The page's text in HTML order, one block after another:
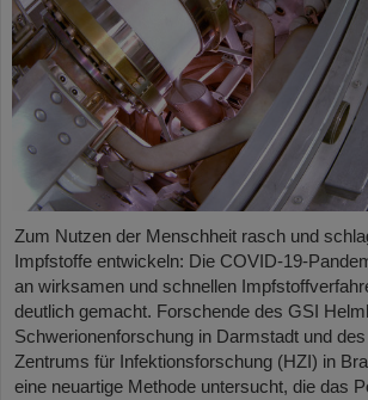
Zum Nutzen der Menschheit rasch und
Impfstoffe entwickeln: Die COVID-19-
an wirksamen und schnellen
deutlich gemacht. Forschende des GSI
Schwerionenforschung in Darmstadt und
Zentrums für Infektionsforschung (HZI) in
eine neuartige Methode untersucht, die das